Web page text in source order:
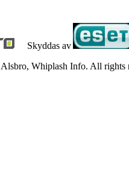
Skyddas av
Whiplash Info. All rights